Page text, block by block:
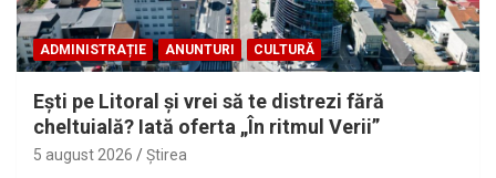
ADMINISTRAȚIE ANUNTURI CULTURĂ
Eşti pe Litoral şi vrei să te distrezi fără
cheltuială? Iată oferta „În ritmul Verii”
5 august 2026 Ştirea